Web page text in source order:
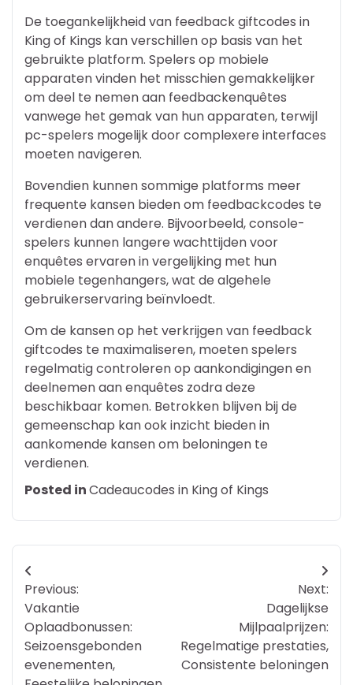
De toegankelijkheid van feedback giftcodes in
King of Kings kan verschillen op basis van het
gebruikte platform. Spelers op mobiele
apparaten vinden het misschien gemakkelijker
om deel te nemen aan feedbackenquêtes
vanwege het gemak van hun apparaten, terwijl
pc-spelers mogelijk door complexere interfaces
moeten navigeren.
Bovendien kunnen sommige platforms meer
frequente kansen bieden om feedbackcodes te
verdienen dan andere. Bijvoorbeeld, console-
spelers kunnen langere wachttijden voor
enquêtes ervaren in vergelijking met hun
mobiele tegenhangers, wat de algehele
gebruikerservaring beïnvloedt.
Om de kansen op het verkrijgen van feedback
giftcodes te maximaliseren, moeten spelers
regelmatig controleren op aankondigingen en
deelnemen aan enquêtes zodra deze
beschikbaar komen. Betrokken blijven bij de
gemeenschap kan ook inzicht bieden in
aankomende kansen om beloningen te
verdienen.
Posted inCadeaucodes in King of Kings
Post
navigation
Previous:
Vakantie
Oplaadbonussen:
Seizoensgebonden
evenementen,
Next:
Dagelijkse
Mijlpaalprijzen:
Regelmatige prestaties,
Consistente beloningen